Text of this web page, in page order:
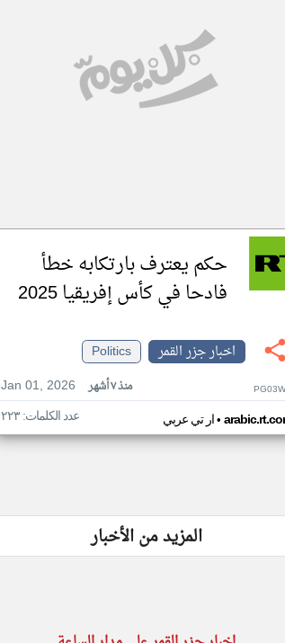
حكم يعترف بارتكابه خطأ
فادحا في كأس إفريقيا 2025
اخبار جزر القمر
Politics
Jan 01, 2026
منذ ٧ أشهر
ار تي عربي• عدد الكلمات: ٢٢٣
المزيد من الأخبار